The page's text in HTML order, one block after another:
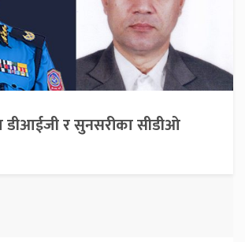
डीआईजी र सुनसरीका सीडीओ